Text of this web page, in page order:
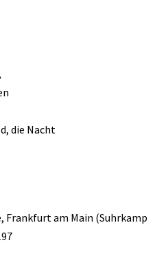
die Nacht
Frankfurt am Main (Suhrkamp